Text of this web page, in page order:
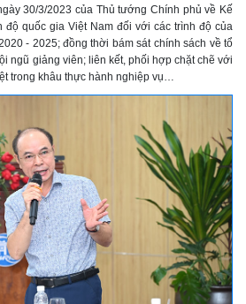
30/3/2023 của Thủ tướng Chính phủ về Kế
độ quốc gia Việt Nam đối với các trình độ của
- 2025; đồng thời bám sát chính sách về tổ
ngũ giảng viên; liên kết, phối hợp chặt chẽ với
trong khâu thực hành nghiệp vụ…